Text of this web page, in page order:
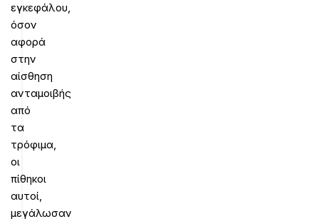
εγκεφάλου,
όσον
αφορά
στην
αίσθηση
ανταμοιβής
από
τα
τρόφιμα,
οι
πίθηκοι
αυτοί,
μεγάλωσαν